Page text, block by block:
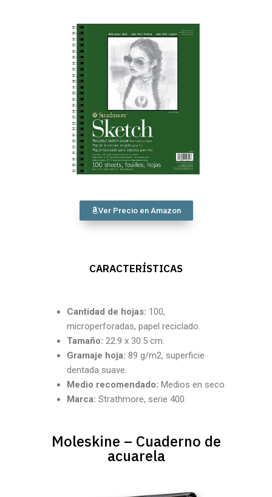
Ver Precio en Amazon
CARACTERÍSTICAS
Cantidad de hojas: 100,
microperforadas, papel reciclado.
Tamaño: 22.9 x 30.5 cm.
Gramaje hoja: 89 g/m2, superficie
dentada suave.
Medio recomendado: Medios en seco.
Marca: Strathmore, serie 400.
Moleskine – Cuaderno de
acuarela